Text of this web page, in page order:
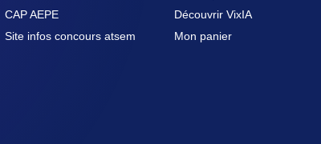
CAP AEPE
Site infos concours atsem
Découvrir VixIA
Mon panier